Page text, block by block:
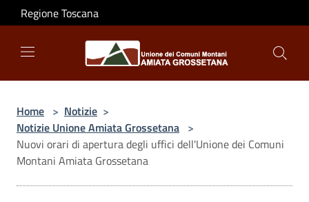
Salta al contenuto principale
Regione Toscana
Home > Notizie >
Notizie Unione Amiata Grossetana >
Nuovi orari di apertura degli uffici dell'Unione dei Comuni
Montani Amiata Grossetana